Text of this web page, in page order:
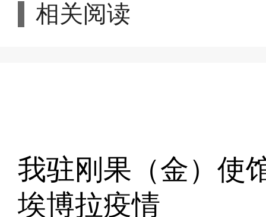
相关阅读
我驻刚果（金）使
埃博拉疫情